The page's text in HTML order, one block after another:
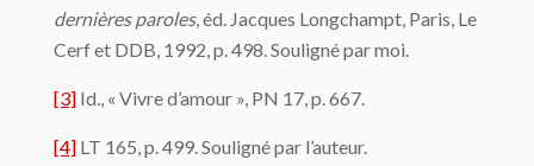
dernières paroles, éd. Jacques Longchampt, Paris, Le
Cerf et DDB, 1992, p. 498. Souligné par moi.
[3] Id , « Vivre d’amour », PN 17, p. 667.
[4] LT 165, p. 499. Souligné par l’auteur.